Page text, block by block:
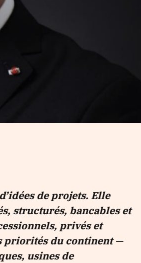
de projets. Elle
structurés, bancables et
privés et
priorités du continent —
usines de